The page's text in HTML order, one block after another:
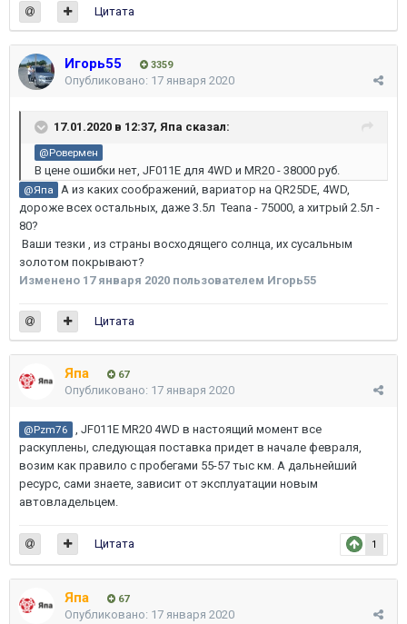
Цитата
Игорь55 3359
Опубликовано: 17 января 2020
17.01.2020 в 12:37, Япа сказал:
@Ровермен
В цене ошибки нет, JF011E для 4WD и MR20 - 38000 руб.
@Япа
А из каких соображений, вариатор на QR25DE, 4WD,
дороже всех остальных, даже 3.5л Teana - 75000, а хитрый 2.5л -
80?
Ваши тезки , из страны восходящего солнца, их сусальным
золотом покрывают?
Изменено 17 января 2020 пользователем Игорь55
Цитата
Япа 67
Опубликовано: 17 января 2020
@Pzm76
, JF011E MR20 4WD в настоящий момент все
раскуплены, следующая поставка придет в начале февраля,
возим как правило с пробегами 55-57 тыс км. А дальнейший
ресурс, сами знаете, зависит от эксплуатации новым
автовладельцем.
1
Цитата
Япа 67
Опубликовано: 17 января 2020